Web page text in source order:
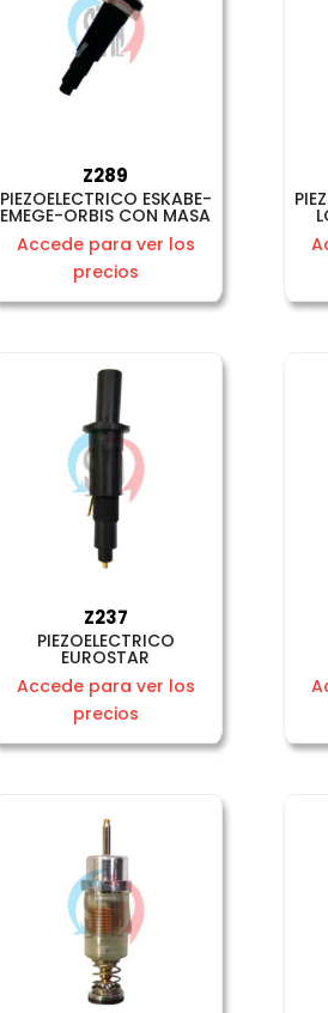
Z289
PIEZOELECTRICO ESKABE-
EMEGE-ORBIS CON MASA
Accede para ver los
precios
Z237
PIEZOELECTRICO
EUROSTAR
Accede para ver los
precios